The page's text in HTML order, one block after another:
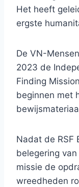
Het heeft
ergste
De VN-
2023 de
Finding
beginnen met
Nadat de RSF
belegering
missie de
wreedheden